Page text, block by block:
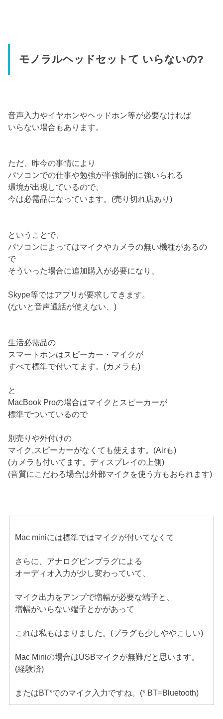
モノラルヘッドセットて いらないの?
音声入力やイヤホンやヘッドホン等が必要なければ
いらない場合もあります。
ただ、昨今の事情により
パソコンでの仕事や勉強が半強制的に強いられる
環境が出現しているので、
今は必需品になっています。(売り切れ店あり)
ということで、
パソコンによってはマイクやカメラの無い機種があるの
で
そういった場合に追加購入が必要になり、
Skype等ではアプリが要求してきます。
(ないと音声通話が使えない、)
生活必需品の
スマートホンはスピーカー・マイクが
すべて標準で付いてます。(カメラも)
と
MacBook Proの場合はマイクとスピーカーが
標準でついているので
別売りや外付けの
マイク,スピーカーがなくても使えます。(Airも)
(カメラも付いてます。ディスプレイの上側)
(音質にこだわる場合は外部マイクを使う方もおられます)
Mac miniには標準ではマイクが付いてなくて
さらに、アナログピンプラグによる
オーディオ入力が少し変わっていて、
マイク出力をアンプで増幅が必要な端子と、
増幅がいらない端子とかがあって
これは私もはまりました。(プラグも少しややこしい)
Mac Miniの場合はUSBマイクが無難だと思います。
(経験済)
またはBT*でのマイク入力ですね。(* BT=Bluetooth)